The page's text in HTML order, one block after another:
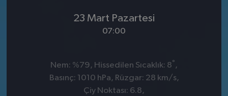
23 Mart Pazartesi
07:00
Nem: %79, Hissedilen Sıcaklık: 8° ,
Basınç: 1010 hPa, Rüzgar: 28 km/s,
Çiy Noktası: 6.8,